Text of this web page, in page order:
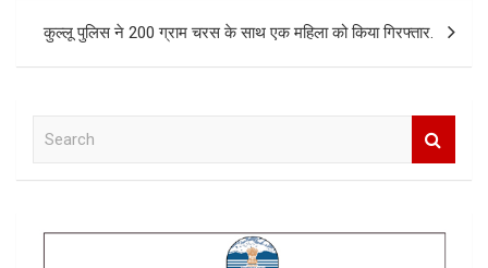
कुल्लू पुलिस ने 200 ग्राम चरस के साथ एक महिला को किया गिरफ्तार.